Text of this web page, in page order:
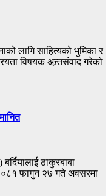
लागि साहित्यको भुमिका र
विषयक अन्र्तसंवाद गरेको
ठाकुरबाबा
फागुन २७ गते अवसरमा